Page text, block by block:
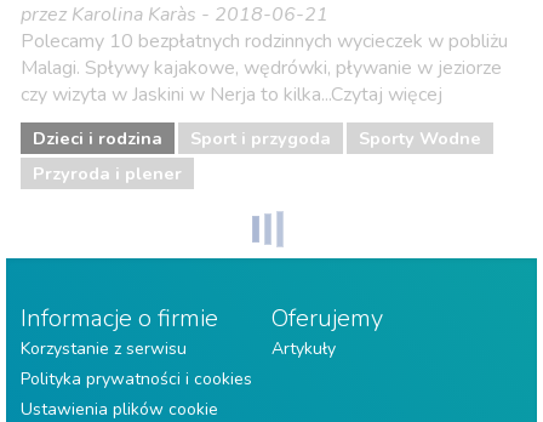
przez Karolina Karàs - 2018-06-21
Polecamy 10 bezpłatnych rodzinnych wycieczek w pobliżu
Malagi. Spływy kajakowe, wędrówki, pływanie w jeziorze
czy wizyta w Jaskini w Nerja to kilka...Czytaj więcej
Dzieci i rodzina Sport i przygoda
Sporty Wodne
Przyroda i plener
Informacje o firmie
Korzystanie z serwisu
Polityka prywatności i cookies
Ustawienia plików cookie
Oferujemy
Artykuły